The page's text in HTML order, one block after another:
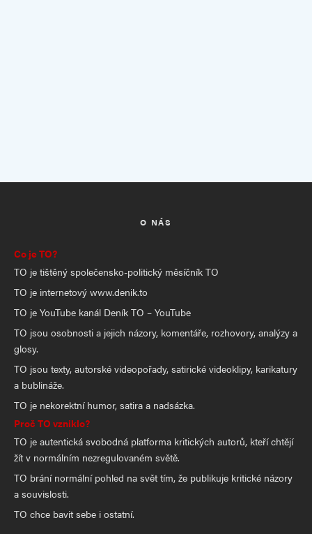
O NÁS
Co je TO?
TO je tištěný společensko-politický měsíčník TO
TO je internetový www.denik.to
TO je YouTube kanál Deník TO – YouTube
TO jsou osobnosti a jejich názory, komentáře, rozhovory, analýzy a
glosy.
TO jsou texty, autorské videopořady, satirické videoklipy, karikatury
a bublináže.
TO je nekorektní humor, satira a nadsázka.
Proč TO vzniklo?
TO je autentická svobodná platforma kritických autorů, kteří chtějí
žít v normálním nezregulovaném světě.
TO brání normální pohled na svět tím, že publikuje kritické názory
a souvislosti.
TO chce bavit sebe i ostatní.